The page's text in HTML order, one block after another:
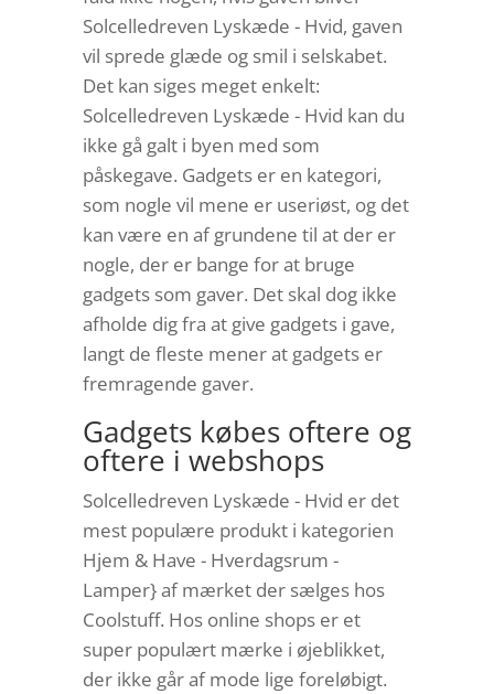
Solcelledreven Lyskæde - Hvid, gaven
vil sprede glæde og smil i selskabet.
Det kan siges meget enkelt:
Solcelledreven Lyskæde - Hvid kan du
ikke gå galt i byen med som
påskegave. Gadgets er en kategori,
som nogle vil mene er useriøst, og det
kan være en af grundene til at der er
nogle, der er bange for at bruge
gadgets som gaver. Det skal dog ikke
afholde dig fra at give gadgets i gave,
langt de fleste mener at gadgets er
fremragende gaver.
Gadgets købes oftere og
oftere i webshops
Solcelledreven Lyskæde - Hvid er det
mest populære produkt i kategorien
Hjem & Have - Hverdagsrum -
Lamper} af mærket der sælges hos
Coolstuff. Hos online shops er et
super populært mærke i øjeblikket,
der ikke går af mode lige foreløbigt.